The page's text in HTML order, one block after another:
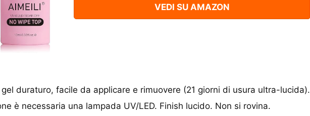
VEDI SU AMAZON
duraturo, facile da applicare e rimuovere (21 giorni di usura ultra-lucida).
è necessaria una lampada UV/LED. Finish lucido. Non si rovina.